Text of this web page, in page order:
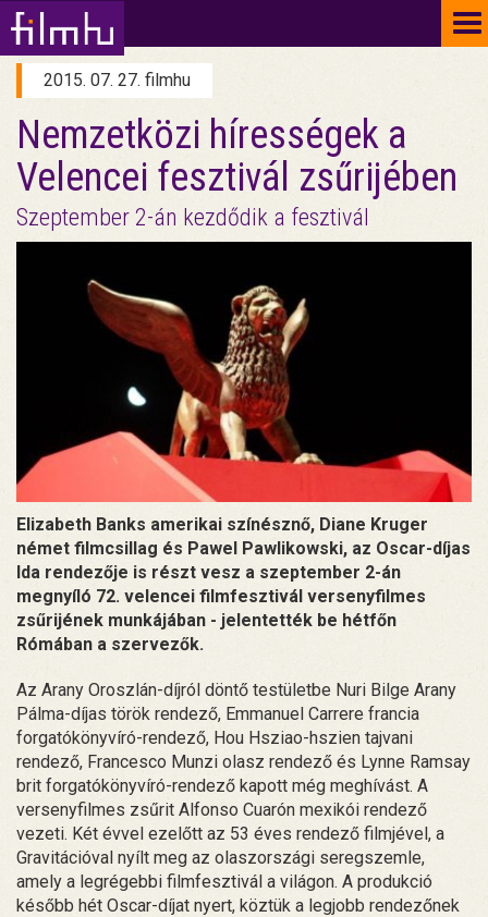
2015. 07. 27. filmhu
Nemzetközi hírességek a
Velencei fesztivál zsűrijében
Szeptember 2-án kezdődik a fesztivál
Elizabeth Banks amerikai színésznő, Diane Kruger
német filmcsillag és Pawel Pawlikowski, az Oscar-díjas
Ida rendezője is részt vesz a szeptember 2-án
megnyíló 72. velencei filmfesztivál versenyfilmes
zsűrijének munkájában - jelentették be hétfőn
Rómában a szervezők.
Az Arany Oroszlán-díjról döntő testületbe Nuri Bilge Arany
Pálma-díjas török rendező, Emmanuel Carrere francia
forgatókönyvíró-rendező, Hou Hsziao-hszien tajvani
rendező, Francesco Munzi olasz rendező és Lynne Ramsay
brit forgatókönyvíró-rendező kapott még meghívást. A
versenyfilmes zsűrit Alfonso Cuarón mexikói rendező
vezeti. Két évvel ezelőtt az 53 éves rendező filmjével, a
Gravitációval nyílt meg az olaszországi seregszemle,
amely a legrégebbi filmfesztivál a világon. A produkció
később hét Oscar-díjat nyert, köztük a legjobb rendezőnek